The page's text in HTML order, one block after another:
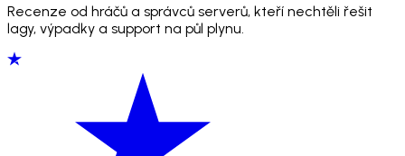
Recenze od hráčů a správců serverů, kteří nechtěli řešit
lagy, výpadky a support na půl plynu.